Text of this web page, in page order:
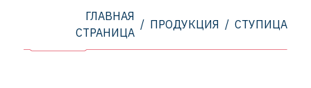
ГЛАВНАЯ
СТРАНИЦА
/ ПРОДУКЦИЯ / СТУПИЦА